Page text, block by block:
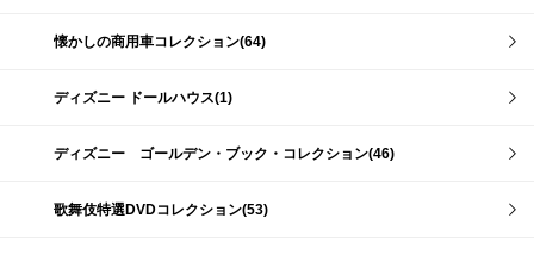
懐かしの商用車コレクション(64)
ディズニー ドールハウス(1)
ディズニー ゴールデン・ブック・コレクション(46)
歌舞伎特選DVDコレクション(53)